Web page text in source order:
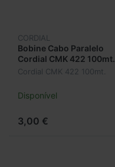
CORDIAL
Bobine Cabo Paralelo
Cordial CMK 422 100mt.
Cordial CMK 422 100mt.
Disponível
3,00 €